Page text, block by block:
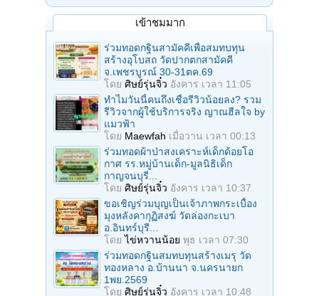
เข้าชมมาก
ร่วมทอดกฐินสามัคคีเพื่อสมทบทุน
สร้างอุโบสถ วัดปากตกสามัคคี
จ.เพชรบูรณ์ 30-31ตค.69
โดย ศิษย์รุ่นจิ๋ว อังคาร เวลา 11:05
ทำไมวันนี้คนถึงเชื่อรีวิวน้อยลง? รวม
รีวิวจากผู้ใช้บริการจริง ญาณฮีลใจ by
แมวฟ้า
โดย Maewfah เมื่อวาน เวลา 00:13
ร่วมทอดผ้าป่าสงเคราะห์เด็กด้อยโอ
กาศ รร.หมู่บ้านเด็ก-มูลนิธิเด็ก
กาญจนบุรี...
โดย ศิษย์รุ่นจิ๋ว อังคาร เวลา 10:37
ขอเชิญร่วมบุญเป็นเจ้าภาพกระเบื้อง
มุงหลังคากุฏิสงฆ์ วัดล่องกะเบา
อ.อินทร์บุรี...
โดยไข่หวานน้อย พุธ เวลา 07:30
ร่วมทอดกฐินสมทบทุนสร้างเมรุ วัด
ทองหลาง อ.บ้านนา จ.นครนายก
1พย.2569
โดย ศิษย์รุ่นจิ๋ว อังคาร เวลา 10:48